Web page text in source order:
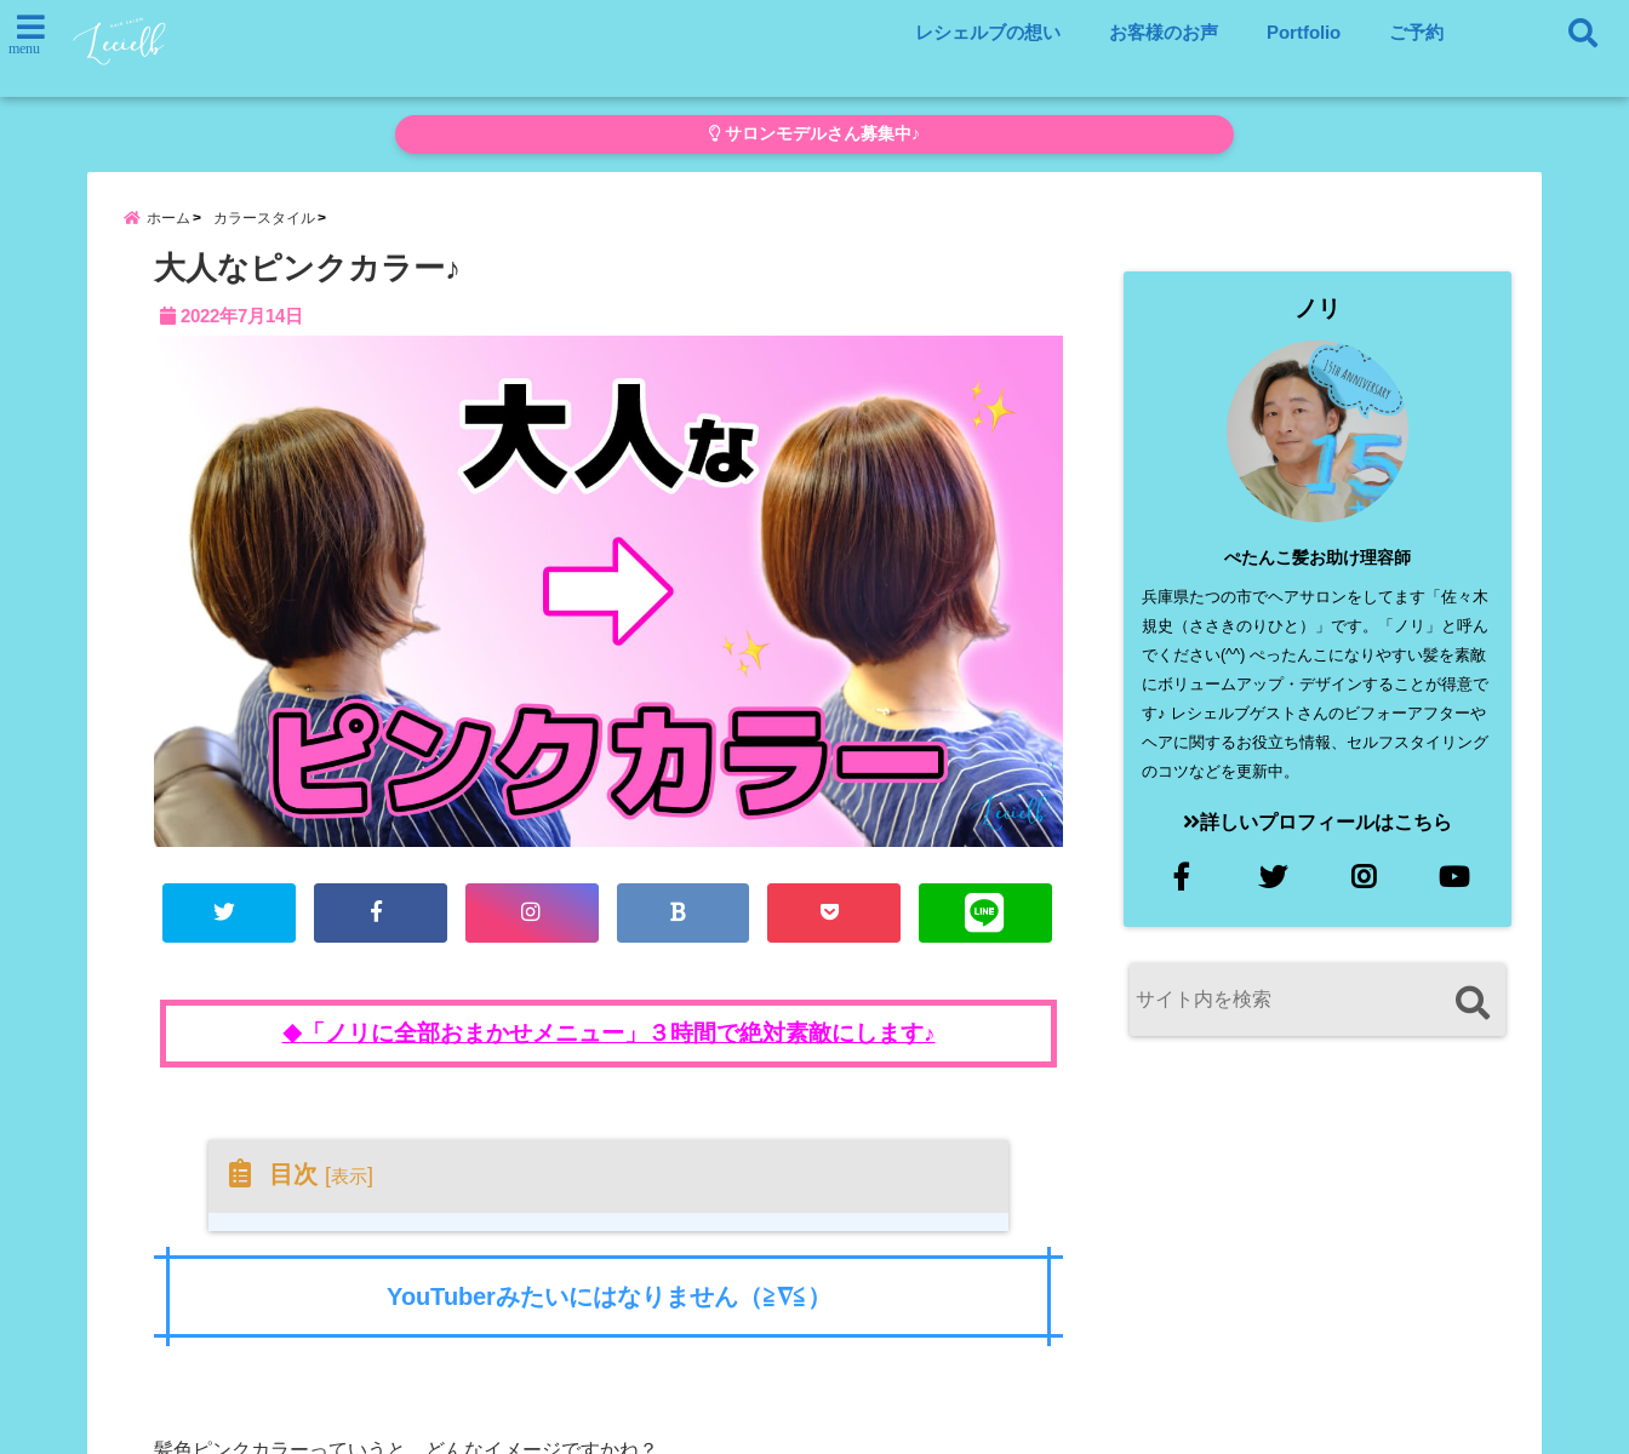
menu
レシェルブの想い お客様のお声 Portfolio ご予約
サロンモデルさん募集中♪
ホーム カラースタイル
大人なピンクカラー♪
2022年7月14日
◆「ノリに全部おまかせメニュー」３時間で絶対素敵にします♪
目次 [表示]
YouTuberみたいにはなりません（≧∇≦）
ノリ
ぺたんこ髪お助け理容師
兵庫県たつの市でヘアサロンをしてます「佐々木
規史（ささきのりひと）」です。「ノリ」と呼ん
でください(^^) ぺったんこになりやすい髪を素敵
にボリュームアップ・デザインすることが得意で
す♪ レシェルブゲストさんのビフォーアフターや
ヘアに関するお役立ち情報、セルフスタイリング
のコツなどを更新中。
詳しいプロフィールはこちら